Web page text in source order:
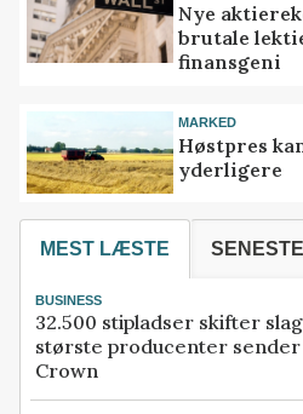
Nye
brutale
finansgeni
MARKED
Høstpres
yderligere
MEST LÆSTE
BUSINESS
32.500 stipladser skifter
største producenter sender
Crown